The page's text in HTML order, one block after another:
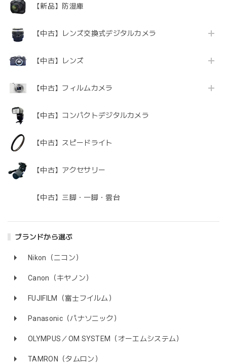
【新品】防湿庫
【中古】レンズ交換式デジタルカメラ
【中古】レンズ
【中古】フィルムカメラ
【中古】コンパクトデジタルカメラ
【中古】スピードライト
【中古】アクセサリー
【中古】三脚・一脚・雲台
ブランドから選ぶ
Nikon（ニコン）
Canon（キヤノン）
FUJIFILM（富士フイルム）
Panasonic（パナソニック）
OLYMPUS／OM SYSTEM（オーエムシステム）
TAMRON（タムロン）